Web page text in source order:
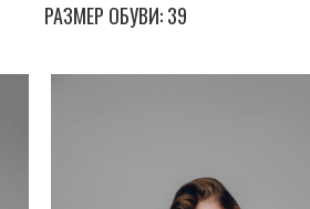
РАЗМЕР ОБУВИ: 39